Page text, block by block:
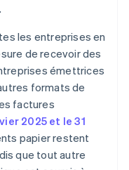
les entreprises en
de recevoir des
émettrices
formats de
factures
2025 et le 31
papier restent
que tout autre